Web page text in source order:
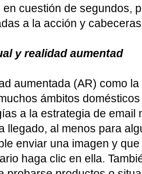
cuestión de segundos,
a la acción y
y realidad aumentad
aumentada (AR) como
ámbitos
a la estrategia de email
llegado, al menos para
enviar una imagen y
haga clic en ella.